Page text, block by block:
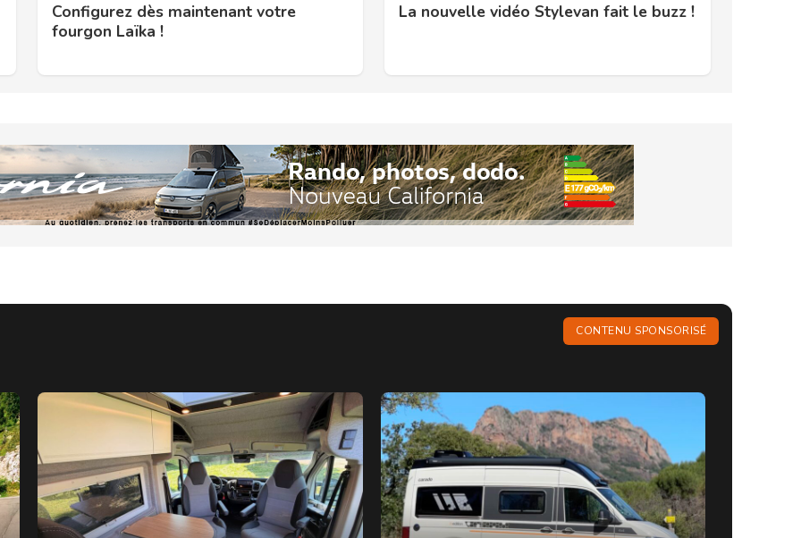
Configurez dès maintenant votre
fourgon Laïka !
La nouvelle vidéo Stylevan fait le buzz !
CONTENU SPONSORISÉ